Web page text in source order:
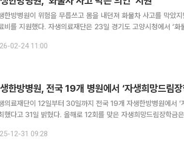
한방병원이 위험을 무릅쓰고 몸을 내던져 화물차 사고를 막았
. 자생의료재단은 23일 경기도 고양시청에서 ‘화물차 사고 의인’ 양명덕 씨 가족
서구 대화동의 한 도로에서 제동 풀린 1톤(t) 화물차
02-24 11:00
한방병원, 전국 19개 병원에서 ‘자생희망드림장
의료재단이 12일부터 30일까지 전국 19개 자생한방병원에서 ‘
일 밝혔다. 올해로 12회를 맞은 자생희망드림장학금은 전국 자생한방병원이 있는 지
업이다. 이를 통해 학업에 제약을 받는 학생들의 교육과 건강한
12-31 09:28